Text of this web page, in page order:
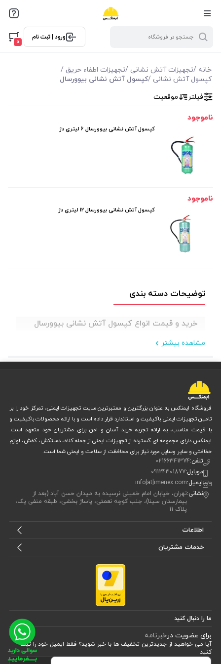
ورود | ثبت نام
0
خانه /تجهیزات آتش نشانی /تجهیزات اطفاء حریق /
کپسول آتش نشانی /کپسول آتش نشانی بیوورسال
فیلتر
موقعیت
ناموجود
کپسول آتش نشانی بیوورسال 6 لیتری دژ
ناموجود
کپسول آتش نشانی بیوورسال 12 لیتری دژ
توضیحات دسته بندی
خرید و قیمت انواع کپسول آتش نشانی بیوورسال
مشاهده بیشتر
فروشگاه ایمنکس به عنوان بزرگترین و معتبرترین سایت تجهیزات ایمنی، تمرکز خود را بر
تامین تجهیزات ایمنی باکیفیت و استاندارد قرار داده است و با ارائه محصولات باکیفیت و
با قیمت مناسب، به ارائه تجربه خرید آسان و امن برای مشتریان خود متعهد است.
ایمنکس دارای مجموعه ای گسترده از تجهیزات ایمنی از جمله کلاه، دستکش، کفش، لوازم
حفاظتی و سایر وسایل مورد نیاز برای محافظت از سلامت و ایمنی شما است.
تلفن:02166341374
موبایل:09124301877
ایمیل:info[at]imenex.com
نشانی:تهران، خیابان امام خمینی نرسیده به میدان حسن آباد (بعد از
بیمارستان سینا)، جنب کوچه نعمتی، پاساژ بخشی، طبقه منفی یک،
پلاک 11
اطلاعات
خدمات مشتریان
ما را دنبال کنید
برای عضویت درخبرنامه
آیا می خواهید از جدید‌ترین تخفیف‌ ها با‌ خبر شوید؟ فقط ایمیل خود را ثبت
کنید